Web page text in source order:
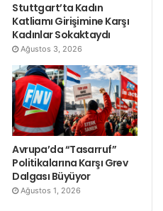
Stuttgart’ta Kadın
Katliamı Girişimine Karşı
Kadınlar Sokaktaydı
Ağustos 3, 2026
Avrupa’da “Tasarruf”
Politikalarına Karşı Grev
Dalgası Büyüyor
Ağustos 1, 2026